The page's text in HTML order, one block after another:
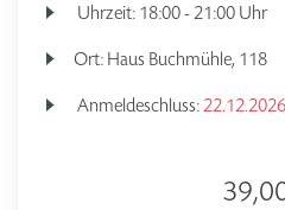
Uhrzeit: 18:00 - 21:00 Uhr
Ort: Haus Buchmühle, 118
Anmeldeschluss:22.12.2026